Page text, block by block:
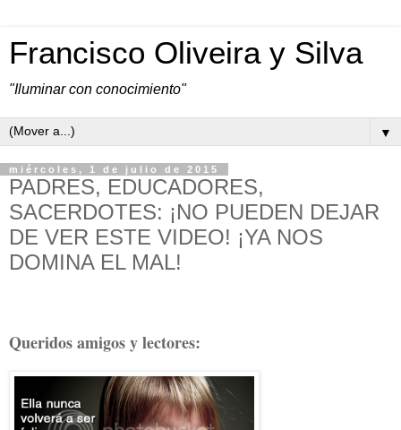
Francisco Oliveira y Silva
"Iluminar con conocimiento"
▼
miércoles, 1 de julio de 2015
PADRES, EDUCADORES,
SACERDOTES: ¡NO PUEDEN DEJAR
DE VER ESTE VIDEO! ¡YA NOS
DOMINA EL MAL!
Queridos amigos y lectores: